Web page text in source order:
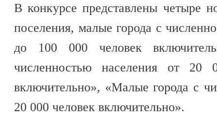
В конкурсе представлены четыре
поселения, малые города с
до 100 000 человек
численностью населения от
включительно», «Малые города с
20 000 человек включительно».